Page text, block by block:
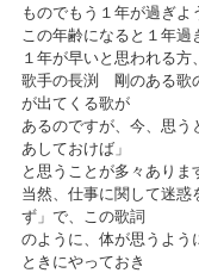
ものでもう１年が過ぎよ
この年齢になると１年過
１年が早いと思われる方
歌手の長渕 剛のある歌
が出てくる歌が
あるのですが、今、思う
あしておけば」
と思うことが多々ありま
当然、仕事に関して迷惑
ず」で、この歌詞
のように、体が思うよう
ときにやっておき